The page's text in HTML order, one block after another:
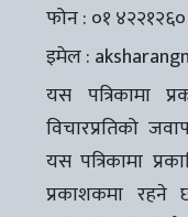
फोन : ०१ ४२२१२६०
इमेल :
यस पत्रिकामा
विचारप्रतिको
यस पत्रिकामा
प्रकाशकमा रहने